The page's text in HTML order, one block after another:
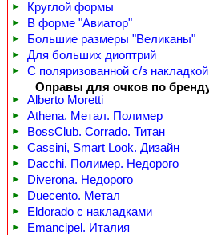
► Круглой формы
► В форме "Авиатор"
► Большие размеры "Великаны"
► Для больших диоптрий
►
С поляризованной с/з накладкой
Оправы для очков по
► Alberto Moretti
► Athena. Метал. Полимер
► BossClub. Corrado. Титан
► Cassini, Smart Look. Дизайн
► Dacchi. Полимер. Недорого
► Diverona. Недорого
► Duecento. Метал
► Eldorado с накладками
► Emancipel. Италия